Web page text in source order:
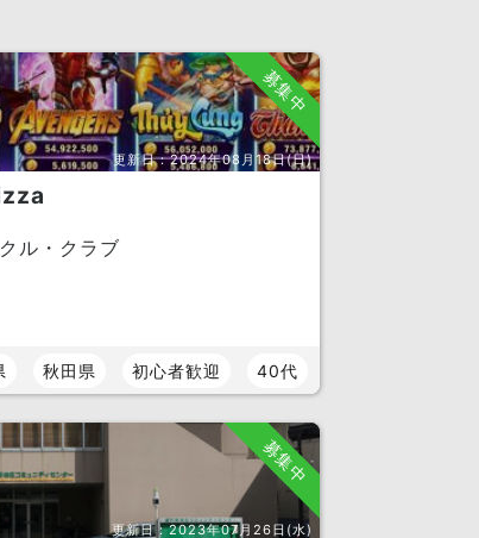
募集中
更新日：2024年08月18日(日)
ル・クラブ
秋田県 初心者歓迎 40代
募集中
更新日：2023年07月26日(水)